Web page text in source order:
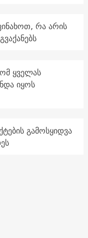
რა არის
ყველას
იყოს
გამოსყიდვა